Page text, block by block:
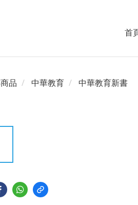
首
品 中華教育 中華教育新書